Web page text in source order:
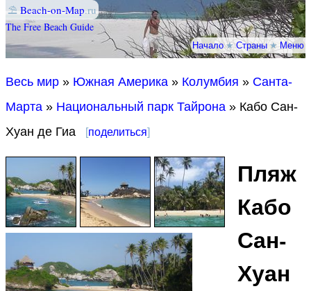
⛱ Beach-on-Map.ru
The Free Beach Guide
Начало★Страны★Меню
Весь мир » Южная Америка » Колумбия » Санта-
Марта » Национальный парк Тайрона » Кабо Сан-
Хуан де Гиа
[поделиться]
Пляж
Кабо
Сан-
Хуан